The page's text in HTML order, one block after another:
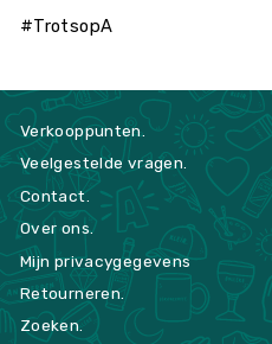
#TrotsopA
Verkooppunten.
Veelgestelde vragen.
Contact.
Over ons.
Mijn privacygegevens
Retourneren.
Zoeken.